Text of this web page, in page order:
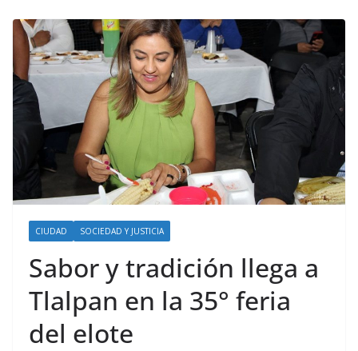
CIUDAD SOCIEDAD Y JUSTICIA
Sabor y tradición llega a
Tlalpan en la 35° feria
del elote